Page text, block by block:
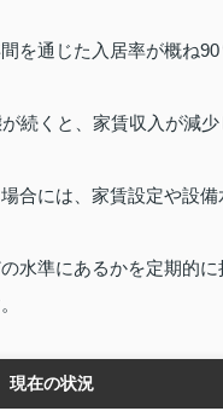
を通じた入居率が概ね
続くと、家賃収入が減
合には、家賃設定や設
水準にあるかを定期的
現在の状況